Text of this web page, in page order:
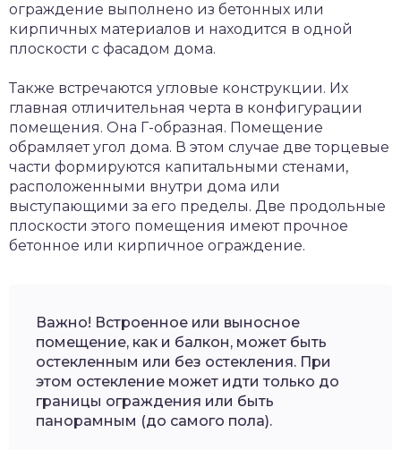
ограждение выполнено из бетонных или
кирпичных материалов и находится в одной
плоскости с фасадом дома.
Также встречаются угловые конструкции. Их
главная отличительная черта в конфигурации
помещения. Она Г-образная. Помещение
обрамляет угол дома. В этом случае две торцевые
части формируются капитальными стенами,
расположенными внутри дома или
выступающими за его пределы. Две продольные
плоскости этого помещения имеют прочное
бетонное или кирпичное ограждение.
Важно! Встроенное или выносное
помещение, как и балкон, может быть
остекленным или без остекления. При
этом остекление может идти только до
границы ограждения или быть
панорамным (до самого пола).